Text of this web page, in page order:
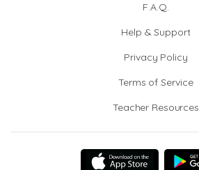
F.A.Q.
Help & Support
Privacy Policy
Terms of Service
Teacher Resources